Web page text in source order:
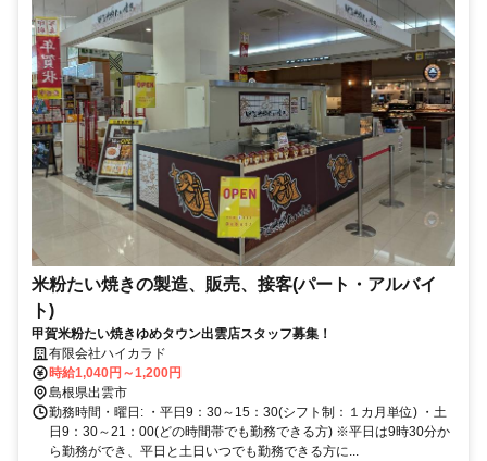
米粉たい焼きの製造、販売、接客(パート・アルバイ
ト)
甲賀米粉たい焼きゆめタウン出雲店スタッフ募集！
有限会社ハイカラド
時給1,040円～1,200円
島根県出雲市
勤務時間・曜日: ・平日9：30～15：30(シフト制：１カ月単位) ・土
日9：30～21：00(どの時間帯でも勤務できる方) ※平日は9時30分か
ら勤務ができ、平日と土日いつでも勤務できる方に...